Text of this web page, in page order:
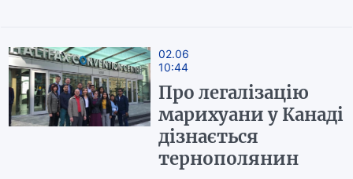
02.06
10:44
Про легалізацію
марихуани у Канаді
дізнається
тернополянин